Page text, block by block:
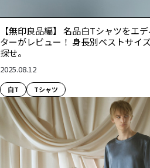
【無印良品編】 名品白Tシャツをエデ
ターがレビュー！ 身長別ベストサイ
探せ。
2025.08.12
白T Tシャツ